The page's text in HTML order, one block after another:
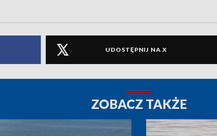
UDOSTĘPNIJ NA X
ZOBACZ TAKŻE